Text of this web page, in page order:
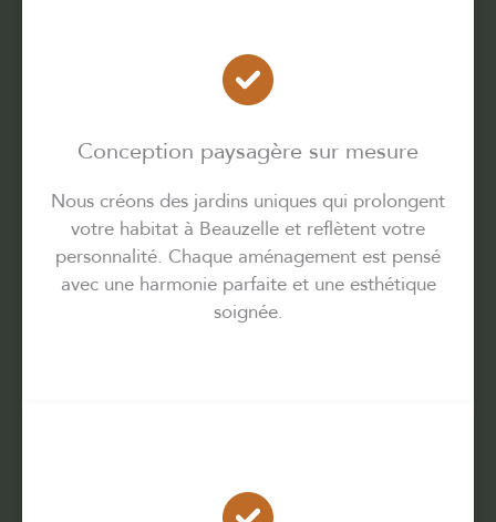
Conception paysagère sur mesure
Nous créons des jardins uniques qui prolongent
votre habitat à Beauzelle et reflètent votre
personnalité. Chaque aménagement est pensé
avec une harmonie parfaite et une esthétique
soignée.